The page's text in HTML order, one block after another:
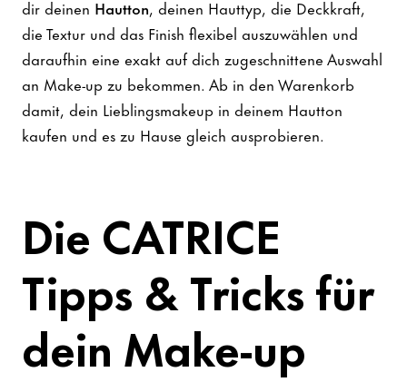
dir deinen Hautton, deinen Hauttyp, die Deckkraft,
die Textur und das Finish flexibel auszuwählen und
daraufhin eine exakt auf dich zugeschnittene Auswahl
an Make-up zu bekommen. Ab in den Warenkorb
damit, dein Lieblingsmakeup in deinem Hautton
kaufen und es zu Hause gleich ausprobieren.
Die CATRICE
Tipps & Tricks für
dein Make-up